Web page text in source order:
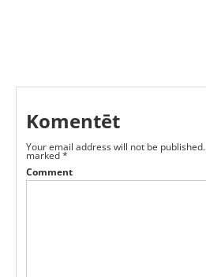
Komentēt
Your email address will not be published.
marked*
Comment